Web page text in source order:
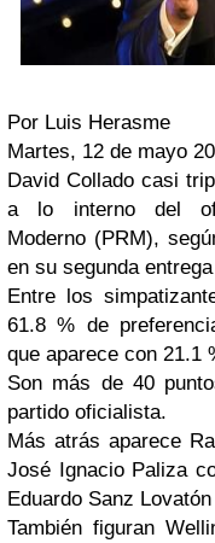
Por Luis Herasme
Martes, 12 de mayo
David Collado casi
a lo interno del
Moderno (PRM),
en su segunda
Entre los
61.8 % de
que aparece con 21.1
Son más de 40
partido oficialista.
Más atrás aparece
José Ignacio Paliza
Eduardo Sanz
También figuran